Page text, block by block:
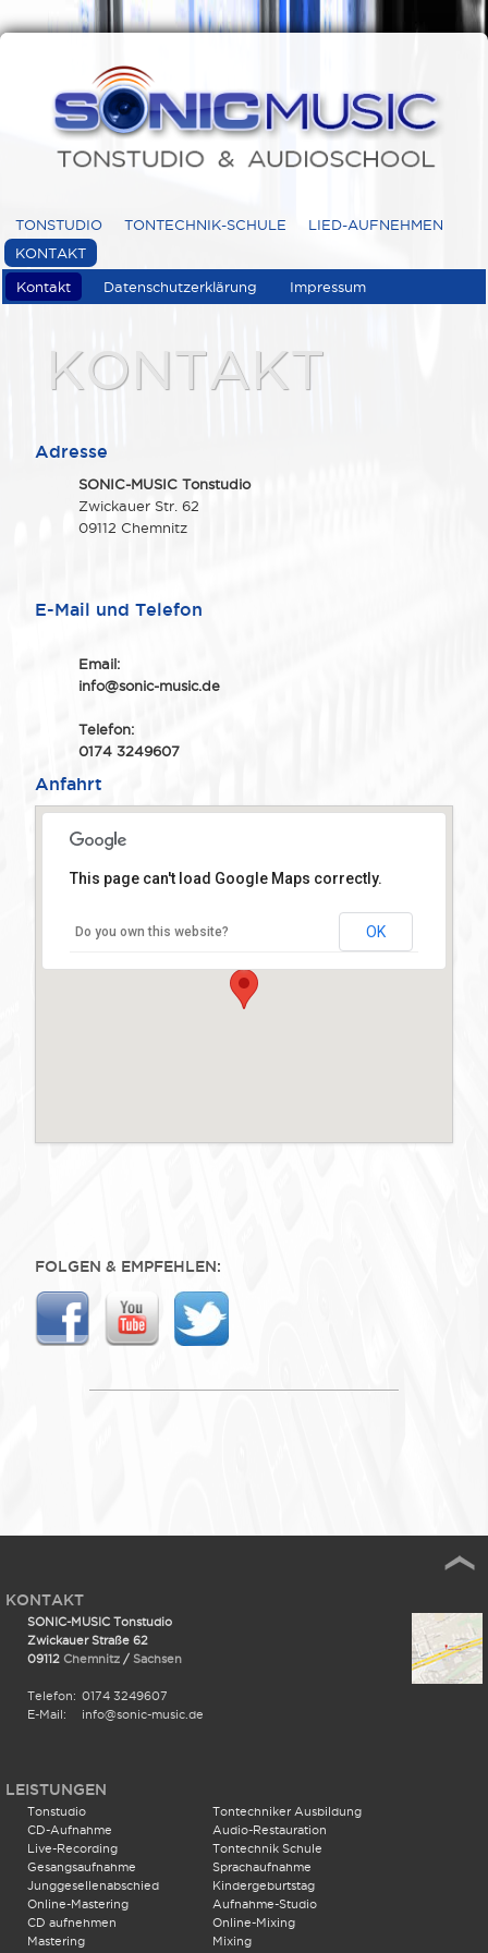
TONSTUDIO TONTECHNIK-SCHULE
LIED-AUFNEHMEN
KONTAKT
Kontakt Datenschutzerklärung Impressum
KONTAKT
Adresse
SONIC-MUSIC Tonstudio
Zwickauer Str. 62
09112 Chemnitz
E-Mail und Telefon
Email:
info@sonic-music.de
Telefon:
0174 3249607
Anfahrt
SONIC-MUSIC
This page can't load Google Maps correctly.
Do you own this website? OK
FOLGEN & EMPFEHLEN:
KONTAKT
SONIC-MUSIC Tonstudio
Zwickauer Straße 62
09112 Chemnitz / Sachsen
Telefon: 0174 3249607
E-Mail:
info@sonic-music.de
LEISTUNGEN
Tonstudio
Tontechniker Ausbildung
CD-Aufnahme
Audio-Restauration
Live-Recording
Tontechnik Schule
Gesangsaufnahme
Sprachaufnahme
Junggesellenabschied
Kindergeburtstag
Online-Mastering
Aufnahme-Studio
CD aufnehmen
Online-Mixing
Mastering
Mixing